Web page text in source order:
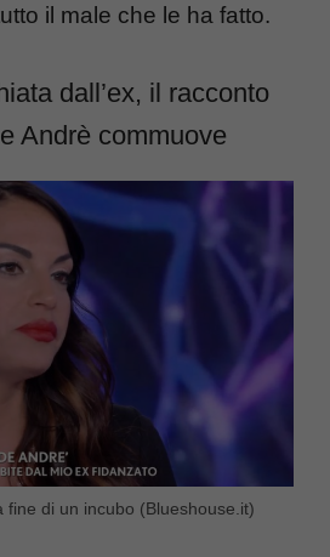
il male che le ha fatto.
dall’ex, il racconto
Andrè commuove
fine di un incubo (Blueshouse.it)